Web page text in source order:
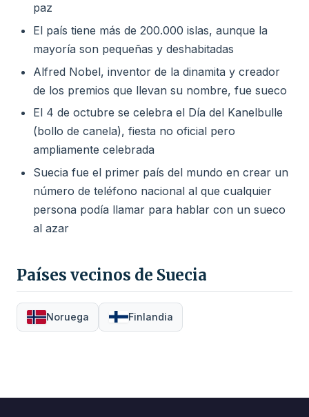
paz
El país tiene más de 200.000 islas, aunque la
mayoría son pequeñas y deshabitadas
Alfred Nobel, inventor de la dinamita y creador
de los premios que llevan su nombre, fue sueco
El 4 de octubre se celebra el Día del Kanelbulle
(bollo de canela), fiesta no oficial pero
ampliamente celebrada
Suecia fue el primer país del mundo en crear un
número de teléfono nacional al que cualquier
persona podía llamar para hablar con un sueco
al azar
Países vecinos de Suecia
Noruega Finlandia